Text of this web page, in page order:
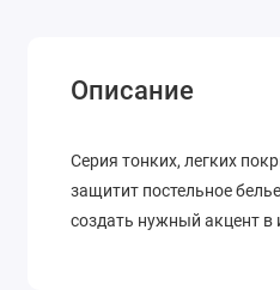
Описание
Серия тонких, легких
защитит постельное
создать нужный акцент в